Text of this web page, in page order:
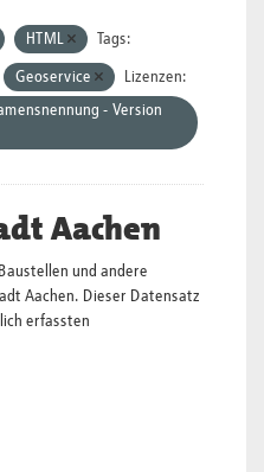
HTML Tags:
Geoservice
Lizenzen:
- Version
Aachen
und andere
Aachen. Dieser Datensatz
erfassten